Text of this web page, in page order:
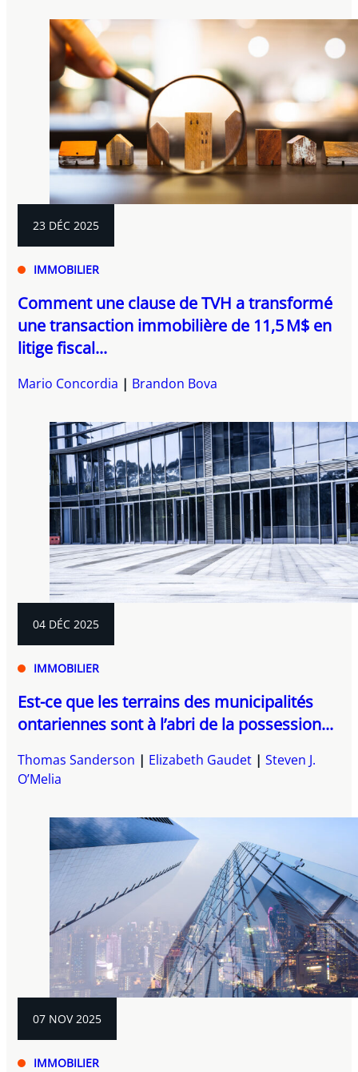
23 DÉC 2025
IMMOBILIER
Comment une clause de TVH a transformé
une transaction immobilière de 11,5 M$ en
litige fiscal...
Mario Concordia Brandon Bova
04 DÉC 2025
IMMOBILIER
Est-ce que les terrains des municipalités
ontariennes sont à l’abri de la possession...
Thomas Sanderson Elizabeth Gaudet
Steven J.
O’Melia
07 NOV 2025
IMMOBILIER